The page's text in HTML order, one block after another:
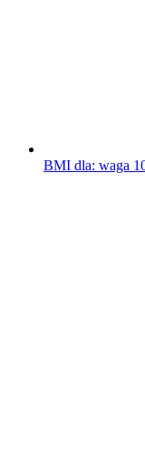
BMI dla: waga